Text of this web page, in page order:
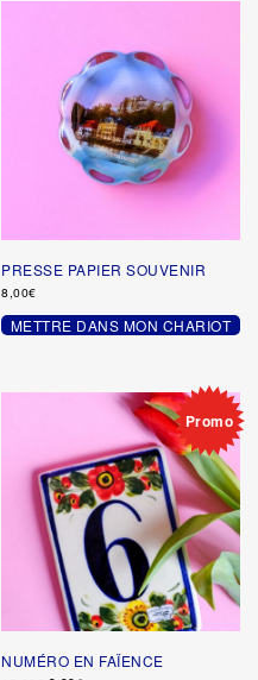
PRESSE PAPIER SOUVENIR
8,00€
METTRE DANS MON CHARIOT
Promo
NUMÉRO EN FAÏENCE